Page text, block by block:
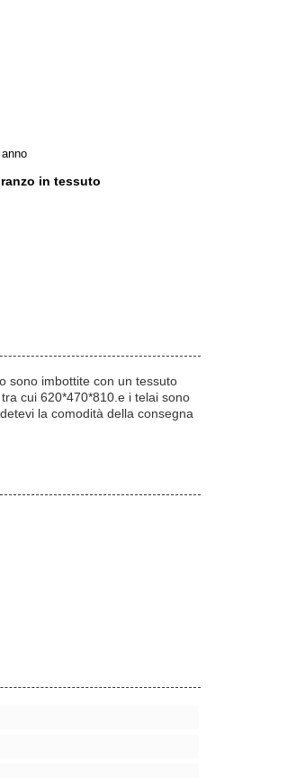
in tessuto
sono imbottite con un tessuto
cui 620*470*810.e i telai sono
la comodità della consegna